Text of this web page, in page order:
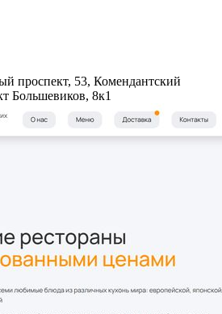
проспект, 53, Комендантский
Большевиков, 8к1